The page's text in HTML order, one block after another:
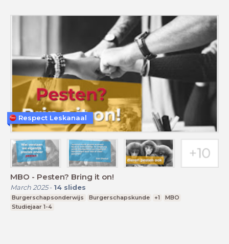
MBO - Pesten? Bring it on!
March 2025- 14 slides
Burgerschapsonderwijs Burgerschapskunde +1
MBO
Studiejaar 1-4
Respect Leskanaal